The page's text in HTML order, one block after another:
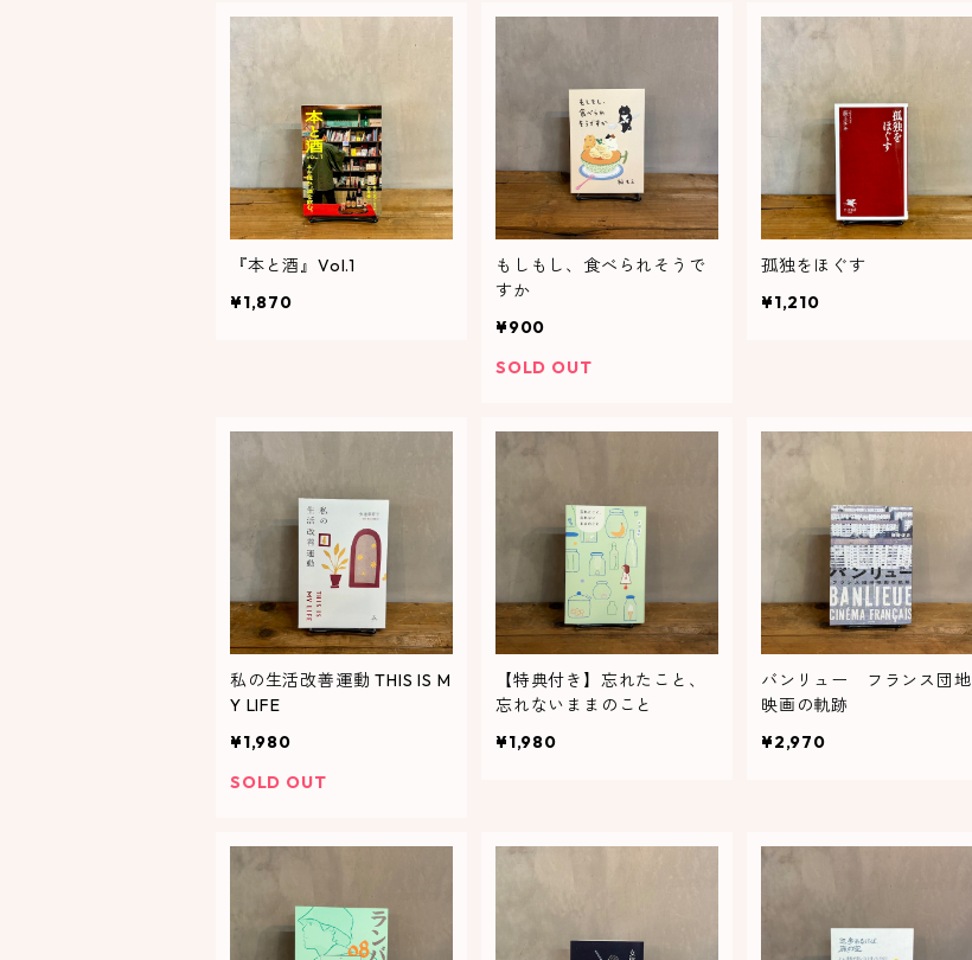
『本と酒』Vol.1
¥1,870
もしもし、食べられそうで
すか
¥900
SOLD OUT
孤独をほぐす
¥1,210
私の生活改善運動 THIS IS M
Y LIFE
¥1,980
SOLD OUT
【特典付き】忘れたこと、
忘れないままのこと
¥1,980
バンリュー フランス団地
映画の軌跡
¥2,970